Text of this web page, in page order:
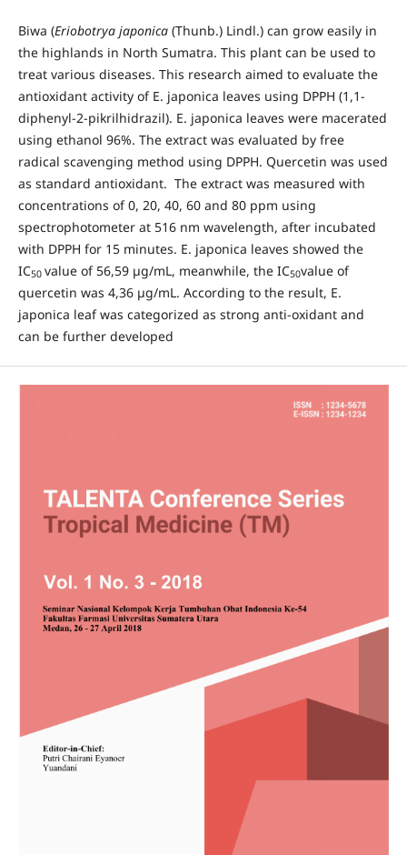
Biwa (Eriobotrya japonica(Thunb.) Lindl.) can grow easily in
the highlands in North Sumatra. This plant can be used to
treat various diseases. This research aimed to evaluate the
antioxidant activity of E. japonica leaves using DPPH (1,1-
diphenyl-2-pikrilhidrazil). E. japonica leaves were macerated
using ethanol 96%. The extract was evaluated by free
radical scavenging method using DPPH. Quercetin was used
as standard antioxidant. The extract was measured with
concentrations of 0, 20, 40, 60 and 80 ppm using
spectrophotometer at 516 nm wavelength, after incubated
with DPPH for 15 minutes. E. japonica leaves showed the
IC50 value of 56,59 µg/mL, meanwhile, the IC50value of
quercetin was 4,36 µg/mL. According to the result, E.
japonica leaf was categorized as strong anti-oxidant and
can be further developed